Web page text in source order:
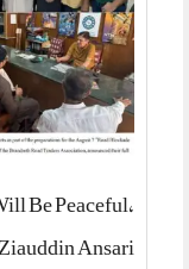
Be Peaceful,
Ansari